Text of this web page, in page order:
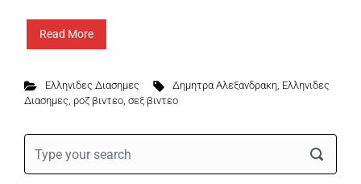
Read More
Ελληνιδες Διασημες Δημητρα Αλεξανδρακη, Ελληνιδες
Διασημες, ροζ βιντεο, σεξ βιντεο